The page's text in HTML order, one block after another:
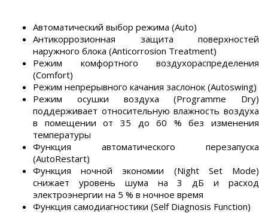
Автоматический выбор режима (Auto)
Антикоррозионная защита поверхностей
наружного блока (Anticorrosion Treatment)
Режим комфортного воздухораспределения
(Comfort)
Режим непрерывного качания заслонок (Autoswing)
Режим осушки воздуха (Programme Dry)
поддерживает относительную влажность воздуха
в помещении от 35 до 60 % без изменения
температуры
Функция автоматического перезапуска
(AutoRestart)
Функция ночной экономии (Night Set Mode)
снижает уровень шума на 3 дБ и расход
электроэнергии на 5 % в ночное время
Функция самодиагностики (Self Diagnosis Function)